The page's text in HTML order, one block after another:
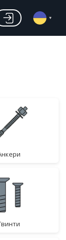
анкери
гвинти